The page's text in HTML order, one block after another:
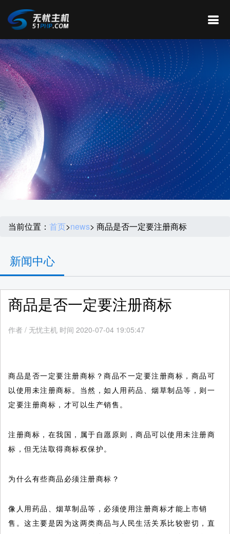
当前位置： 首页>news> 商品是否一定要注册商标
新闻中心
商品是否一定要注册商标
作者 / 无忧主机 时间 2020-07-04 19:05:47
商品是否一定要注册商标？商品不一定要注册商标，商品可
以使用未注册商标。当然，如人用药品、烟草制品等，则一
定要注册商标，才可以生产销售。
注册商标，在我国，属于自愿原则，商品可以使用未注册商
标，但无法取得商标权保护。
为什么有些商品必须注册商标？
像人用药品、烟草制品等，必须使用注册商标才能上市销
售。这主要是因为这两类商品与人民生活关系比较密切，直